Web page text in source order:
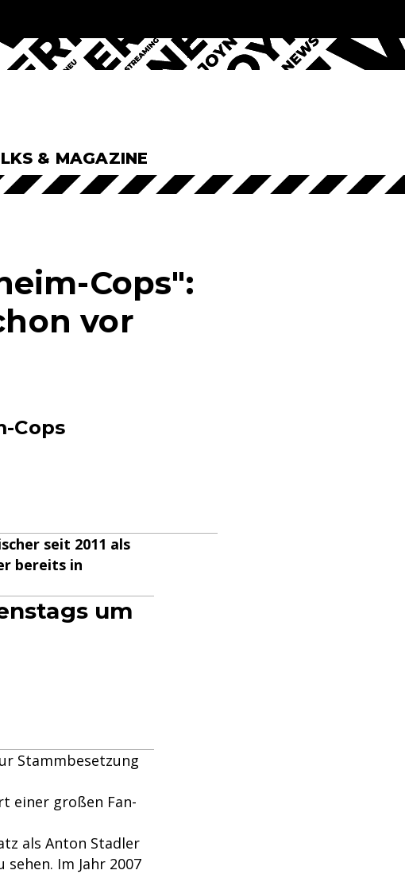
& MAGAZINE
Cops":
vor
Cops
seit 2011 als
bereits in
um
Stammbesetzung
einer großen Fan-
als Anton Stadler
Im Jahr 2007